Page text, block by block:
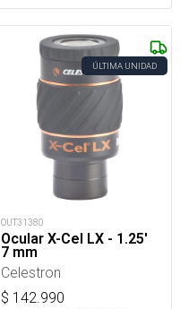
ÚLTIMA UNIDAD
OUT31380
Ocular X-Cel LX - 1.25'
7 mm
Celestron
$ 142.990